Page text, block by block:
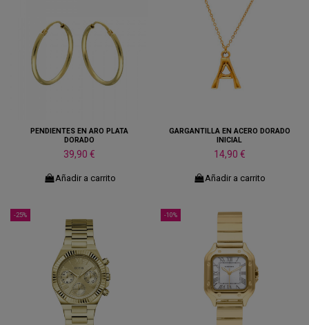
PENDIENTES EN ARO PLATA
DORADO
39,90 €
Añadir a carrito
GARGANTILLA EN ACERO DORADO
INICIAL
14,90 €
Añadir a carrito
-25% -10%